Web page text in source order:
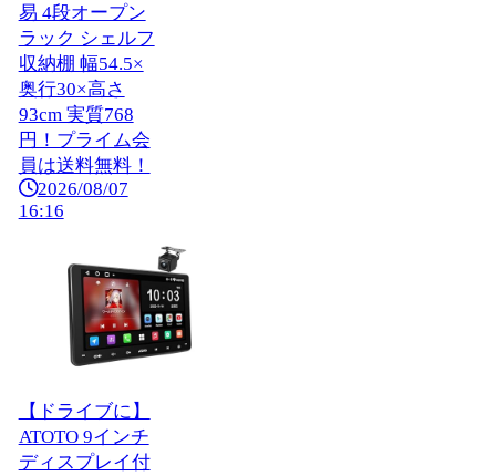
易 4段オープン
ラック シェルフ
収納棚 幅54.5×
奥行30×高さ
93cm 実質768
円！プライム会
員は送料無料！
2026/08/07
16:16
【ドライブに】
ATOTO 9インチ
ディスプレイ付